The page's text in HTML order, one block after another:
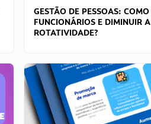
GESTÃO DE PESSOAS:
FUNCIONÁRIOS E DIMINUIR A
ROTATIVIDADE?